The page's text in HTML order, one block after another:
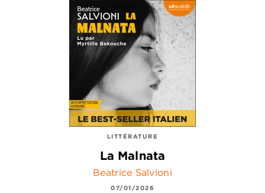
LITTÉRATURE
La Malnata
Beatrice Salvioni
07/01/2026